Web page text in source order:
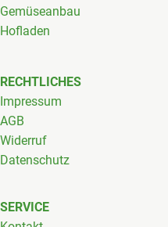
Gemüseanbau
Hofladen
RECHTLICHES
Impressum
AGB
Widerruf
Datenschutz
SERVICE